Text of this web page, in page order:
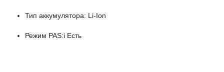
Тип аккумулятора: Li-Ion
Режим PAS:i Есть